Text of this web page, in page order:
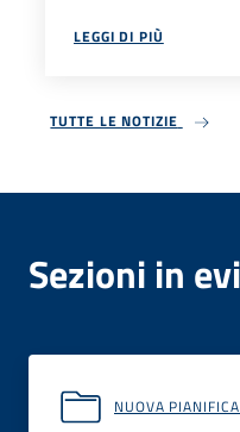
LEGGI DI PIÙ
TUTTE LE NOTIZIE
Sezioni in
NUOVA